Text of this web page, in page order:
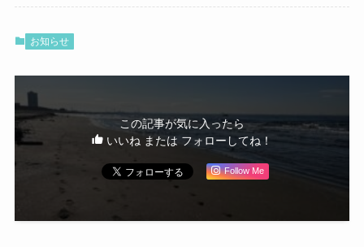
お知らせ
この記事が気に入ったら
いいね または フォローしてね！
Follow Me